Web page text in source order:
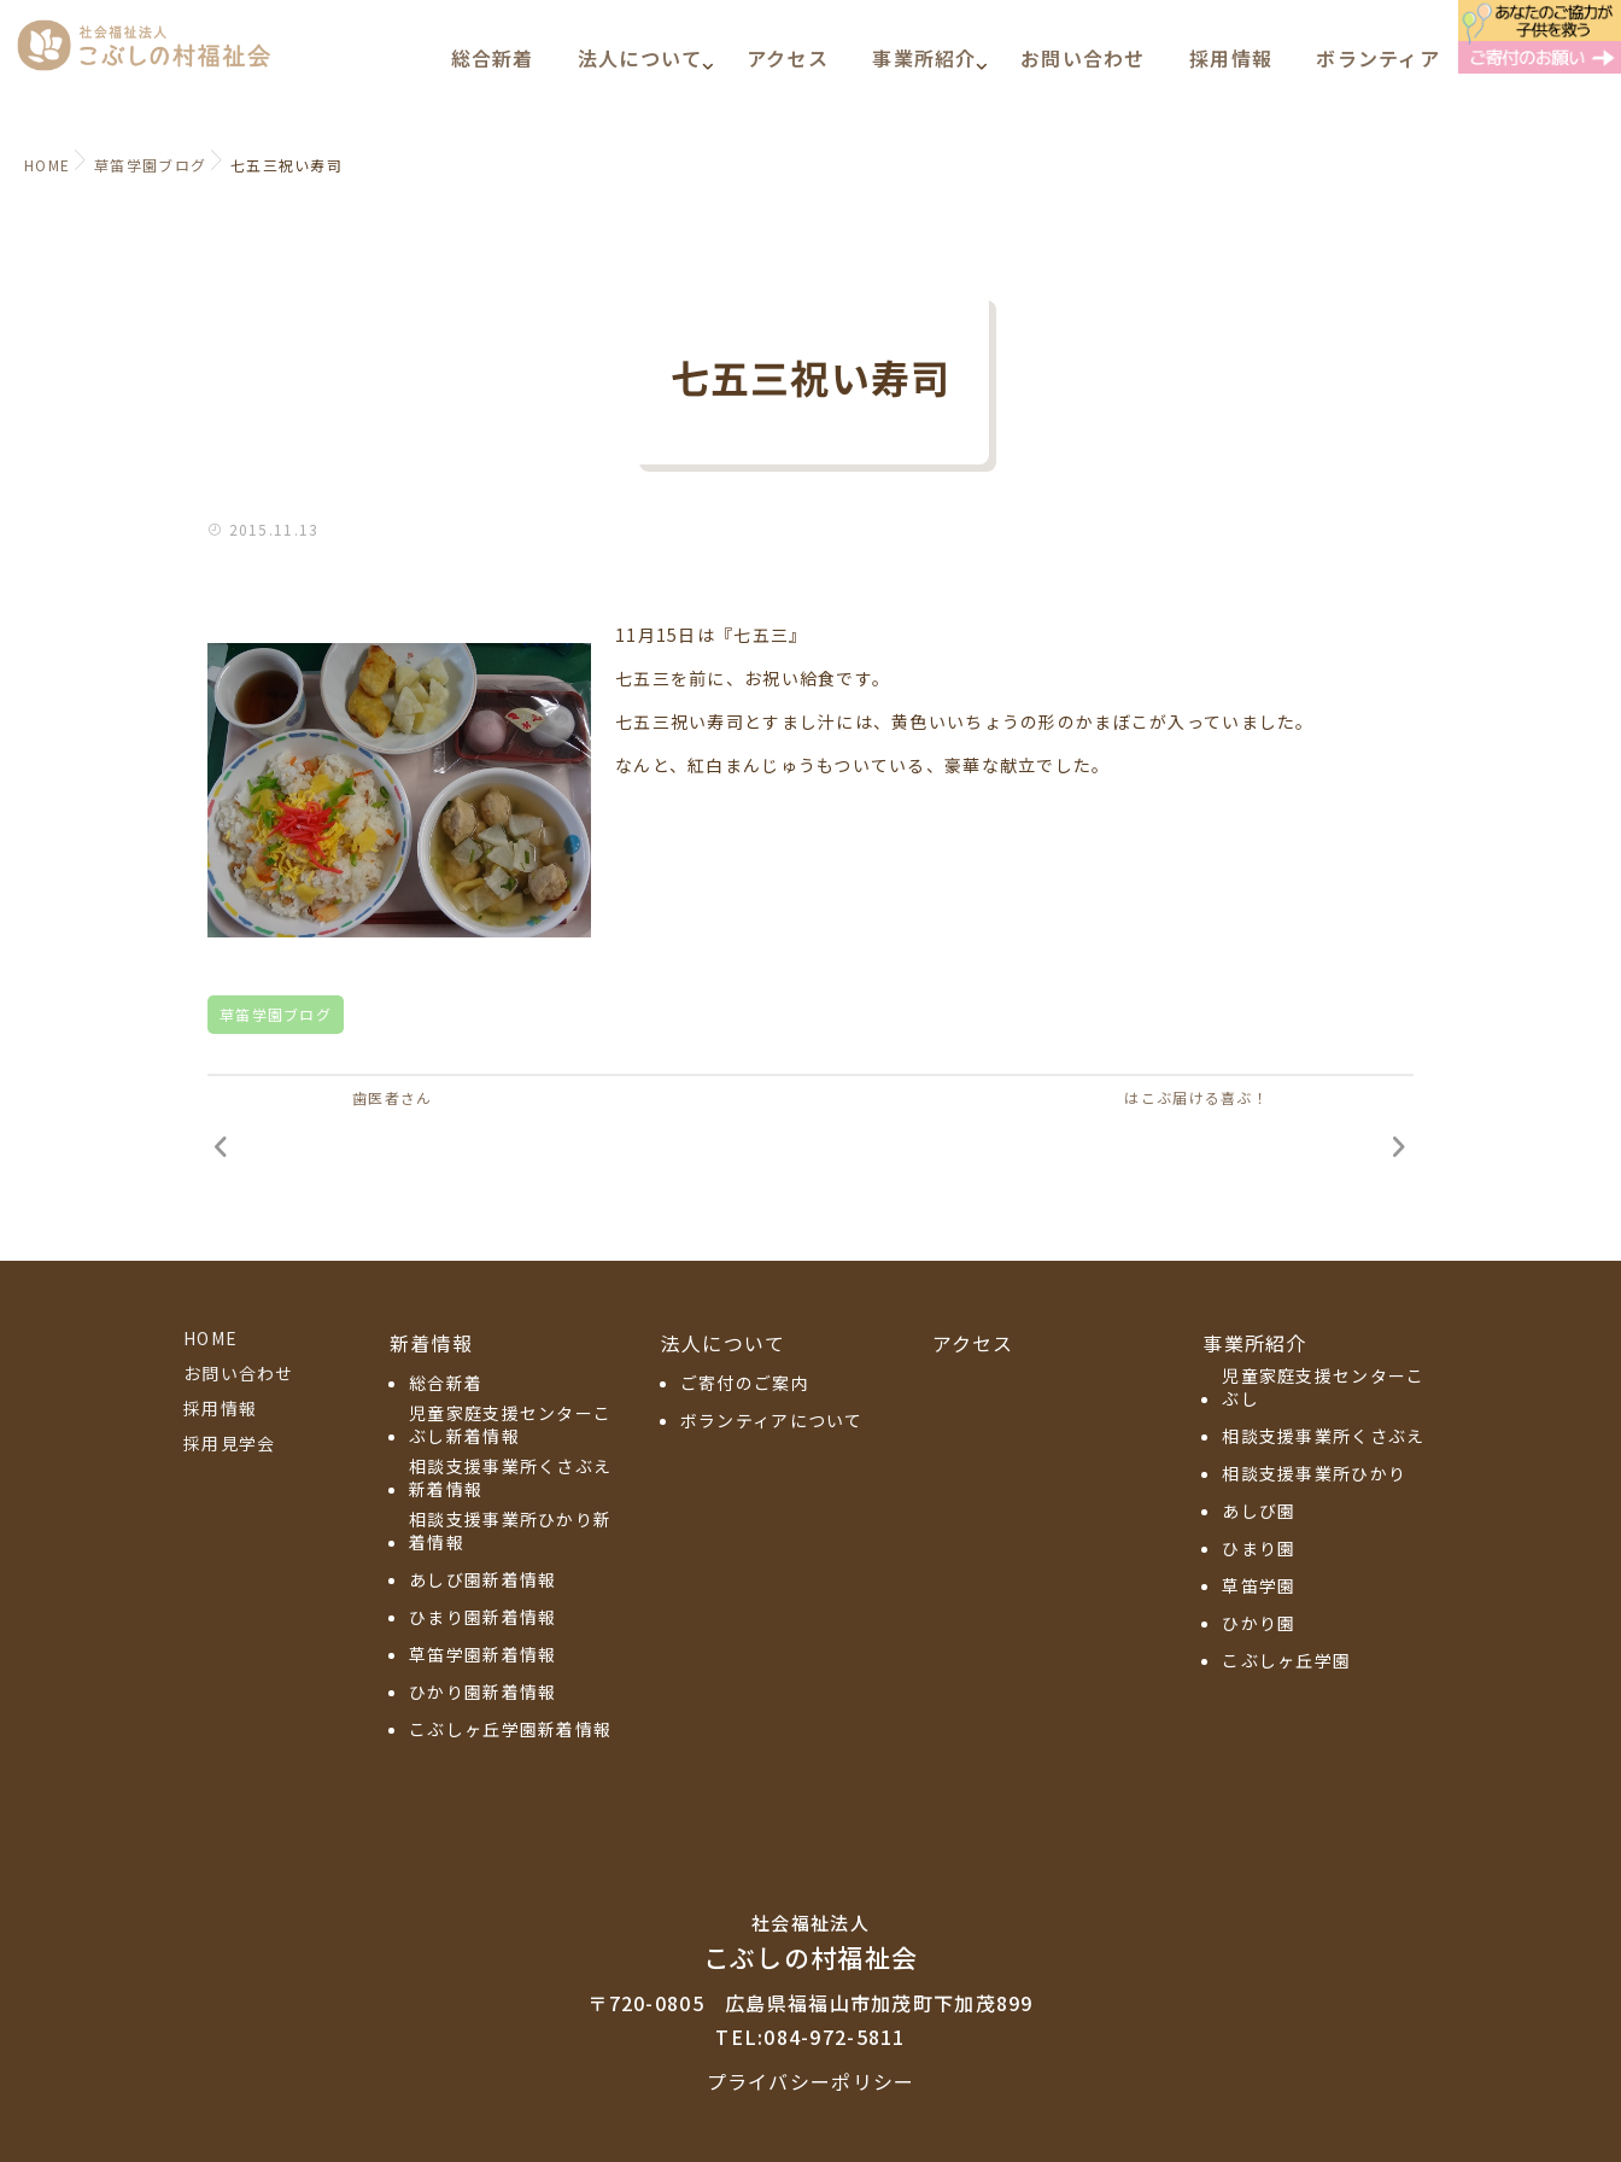
総合新着 法人について アクセス 事業所紹介 お問い合わせ 採用情報 ボランティア
HOME 草笛学園ブログ 七五三祝い寿司
七五三祝い寿司
2015.11.13
11月15日は『七五三』
七五三を前に、お祝い給食です。
七五三祝い寿司とすまし汁には、黄色いいちょうの形のかまぼこが入っていました。
なんと、紅白まんじゅうもついている、豪華な献立でした。
草笛学園ブログ
歯医者さん はこぶ届ける喜ぶ！
HOME
お問い合わせ
採用情報
採用見学会
新着情報
総合新着
児童家庭支援センターこ
ぶし新着情報
相談支援事業所くさぶえ
新着情報
相談支援事業所ひかり新
着情報
あしび園新着情報
ひまり園新着情報
草笛学園新着情報
ひかり園新着情報
こぶしヶ丘学園新着情報
法人について
ご寄付のご案内
ボランティアについて
アクセス 事業所紹介
児童家庭支援センターこ
ぶし
相談支援事業所くさぶえ
相談支援事業所ひかり
あしび園
ひまり園
草笛学園
ひかり園
こぶしヶ丘学園
社会福祉法⼈
こぶしの村福祉会
〒720-0805 広島県福福山市加茂町下加茂899
TEL:084-972-5811
プライバシーポリシー